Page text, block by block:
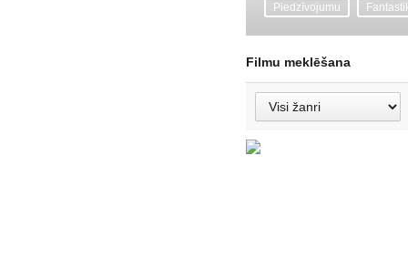
Piedzīvojumu
Filmu meklēšana